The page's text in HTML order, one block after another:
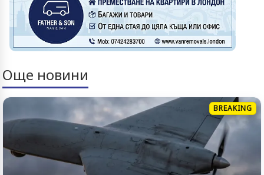
Още новини
BREAKING